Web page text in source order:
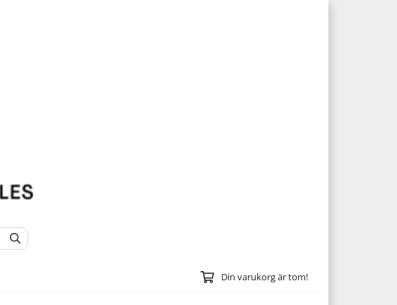
Din varukorg är tom!